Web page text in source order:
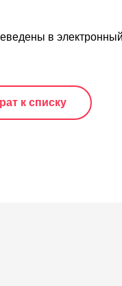
в
к списку